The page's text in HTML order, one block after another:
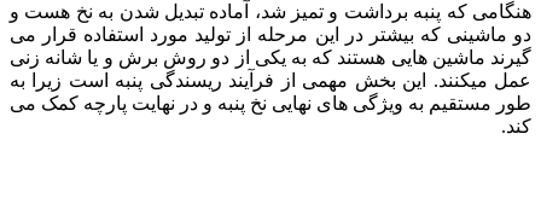
هنگامی که پنبه برداشت و تمیز شد، آماده تبدیل شدن به نخ هست و
دو ماشینی که بیشتر در این مرحله از تولید مورد استفاده قرار می
گیرند ماشین هایی هستند که به یکی از دو روش برش و یا شانه زنی
عمل میکنند. این بخش مهمی از فرآیند ریسندگی پنبه است زیرا به
طور مستقیم به ویژگی های نهایی نخ پنبه و در نهایت پارچه کمک می
کند.